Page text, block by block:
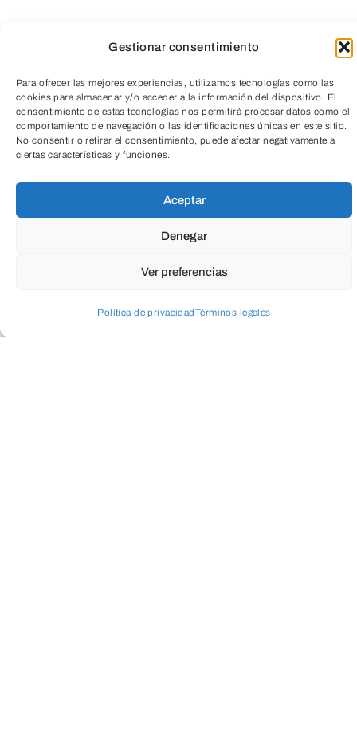
Gestionar consentimiento
Para ofrecer las mejores experiencias, utilizamos tecnologías como las
cookies para almacenar y/o acceder a la información del dispositivo. El
consentimiento de estas tecnologías nos permitirá procesar datos como el
comportamiento de navegación o las identificaciones únicas en este sitio.
No consentir o retirar el consentimiento, puede afectar negativamente a
ciertas características y funciones.
Aceptar
Denegar
Ver preferencias
Política de privacidadTérminos legales
Cuando envíes estarás aceptando losusos y
condiciones
ENVIAR